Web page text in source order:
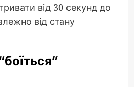
від 30 секунд до
від стану